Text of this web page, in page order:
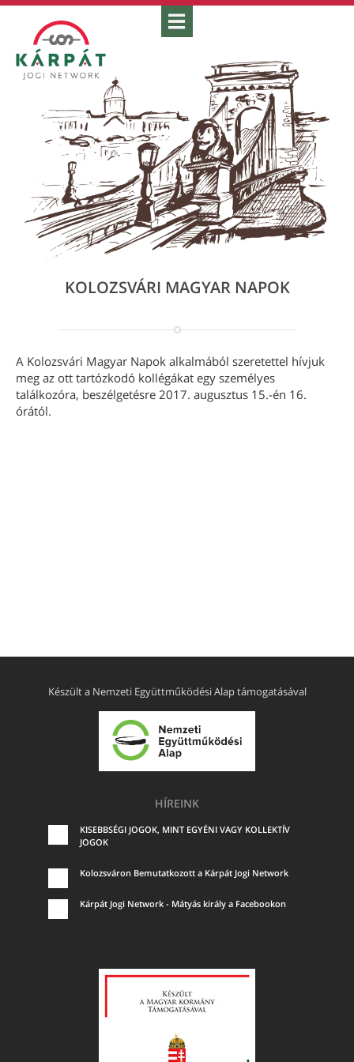
KOLOZSVÁRI MAGYAR NAPOK
A Kolozsvári Magyar Napok alkalmából szeretettel hívjuk
meg az ott tartózkodó kollégákat egy személyes
találkozóra, beszélgetésre 2017. augusztus 15.-én 16.
órától.
Készült a Nemzeti Együttműködési Alap támogatásával
HÍREINK
KISEBBSÉGI JOGOK, MINT EGYÉNI VAGY KOLLEKTÍV
JOGOK
Kolozsváron Bemutatkozott a Kárpát Jogi Network
Kárpát Jogi Network - Mátyás király a Facebookon